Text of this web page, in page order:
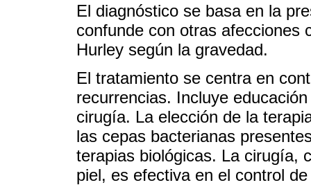
El diagnóstico se basa en la
confunde con otras afecciones
Hurley según la gravedad.
El tratamiento se centra en
recurrencias. Incluye
cirugía. La elección de la
las cepas bacterianas
terapias biológicas. La cirugía,
piel, es efectiva en el control